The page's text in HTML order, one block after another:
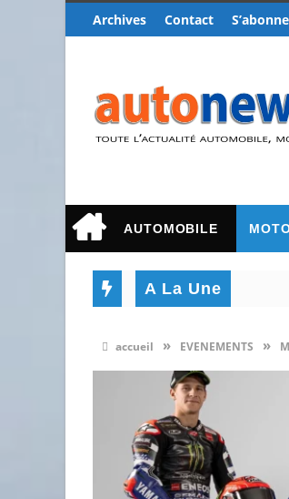
Archives Contact
AUTOMOBILE
A La Une
accueil » EVENEMENTS »